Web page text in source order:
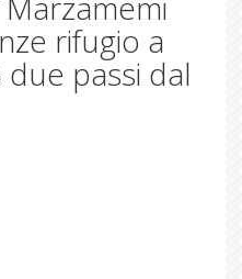
rifugio a
passi dal